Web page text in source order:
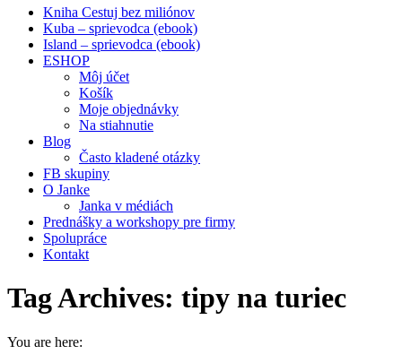
Kniha Cestuj bez miliónov
Kuba – sprievodca (ebook)
Island – sprievodca (ebook)
ESHOP
Môj účet
Košík
Moje objednávky
Na stiahnutie
Blog
Často kladené otázky
FB skupiny
O Janke
Janka v médiách
Prednášky a workshopy pre firmy
Spolupráce
Kontakt
Tag Archives: tipy na turiec
You are here: